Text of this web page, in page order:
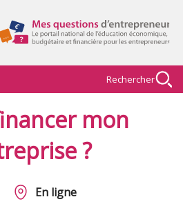
Rechercher
mon
?
En ligne